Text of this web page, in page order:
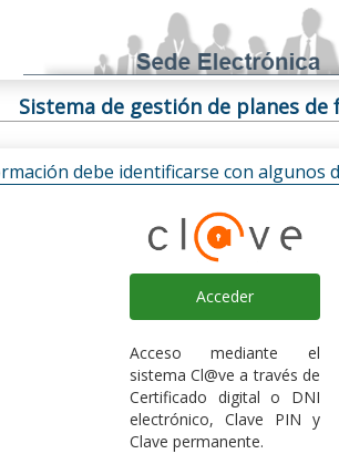
Sistema de gestión de planes de
debe identificarse con algunos
Acceder
Acceso mediante el
sistema Cl@ve a través de
Certificado digital o DNI
electrónico, Clave PIN y
Clave permanente.